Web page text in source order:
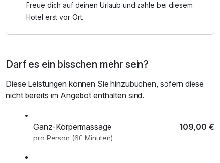
Freue dich auf deinen Urlaub und zahle bei diesem
Hotel erst vor Ort.
Darf es ein bisschen mehr sein?
Diese Leistungen können Sie hinzubuchen, sofern diese
nicht bereits im Angebot enthalten sind.
Ganz-Körpermassage 109,00 €
pro Person (60 Minuten)